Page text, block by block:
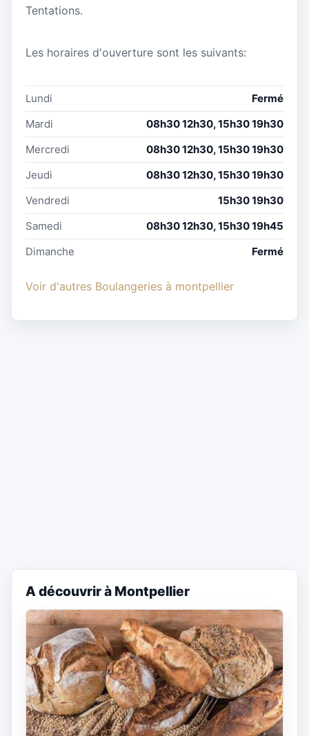
Tentations.
Les horaires d'ouverture sont les suivants:
Lundi
Fermé
Mardi
08h30 12h30, 15h30 19h30
Mercredi
08h30 12h30, 15h30 19h30
Jeudi
08h30 12h30, 15h30 19h30
Vendredi
15h30 19h30
Samedi
08h30 12h30, 15h30 19h45
Dimanche
Fermé
Voir d'autres Boulangeries à montpellier
A découvrir à Montpellier